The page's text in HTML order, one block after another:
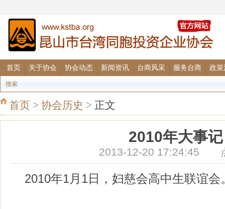
首页 关于协会 协会动态 新闻资讯 台商风采 服务台商 政策
搜索
首页 > 协会历史 > 正文
2010年大事记
2013-12-20 17:24:45
2010年1月1日，妇慈会高中生联谊会